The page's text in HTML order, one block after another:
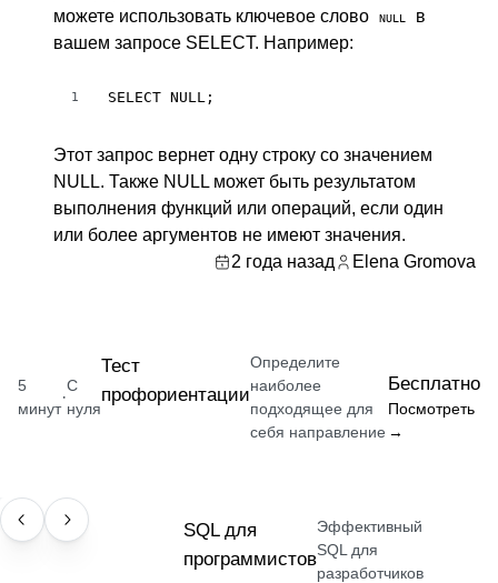
можете использовать ключевое слово
NULL
в
вашем запросе SELECT. Например:
1 SELECT NULL;
Этот запрос вернет одну строку со значением
NULL. Также NULL может быть результатом
выполнения функций или операций, если один
или более аргументов не имеют значения.
2 года назад
Elena Gromova
5
минут
·
С
нуля
Тест
профориентации
Определите
наиболее
подходящее для
себя направление
Бесплатно
Посмотреть
→
НАВЫК
SQL для
программистов
Эффективный
SQL для
разработчиков